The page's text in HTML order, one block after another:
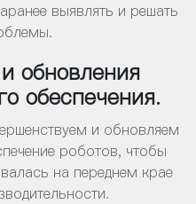
выявлять и решать
обновления
обеспечения.
и обновляем
роботов, чтобы
на переднем крае